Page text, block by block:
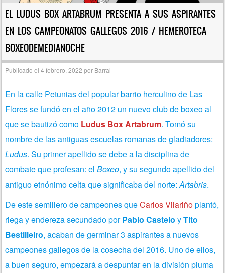
EL LUDUS BOX ARTABRUM PRESENTA A SUS ASPIRANTES
EN LOS CAMPEONATOS GALLEGOS 2016 / HEMEROTECA
BOXEODEMEDIANOCHE
Publicado el4 febrero, 2022 por Barral
En la calle Petunias del popular barrio herculino de Las
Flores se fundó en el año 2012 un nuevo club de boxeo al
que se bautizó como Ludus Box Artabrum. Tomó su
nombre de las antiguas escuelas romanas de gladiadores:
Ludus. Su primer apellido se debe a la disciplina de
combate que profesan: elBoxeo, y su segundo apellido del
antiguo etnónimo celta que significaba del norte:Artabris.
De este semillero de campeones queCarlos Vilariñoplantó,
riega y endereza secundado porPablo Castelo yTito
Bestilleiro, acaban de germinar 3 aspirantes a nuevos
campeones gallegos de la cosecha del 2016. Uno de ellos,
a buen seguro, empezará a despuntar en la división pluma